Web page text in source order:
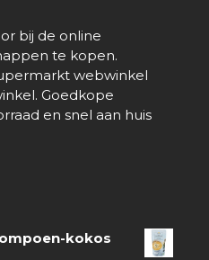
bij de online
te kopen.
webwinkel
Goedkope
en snel aan huis
kokos